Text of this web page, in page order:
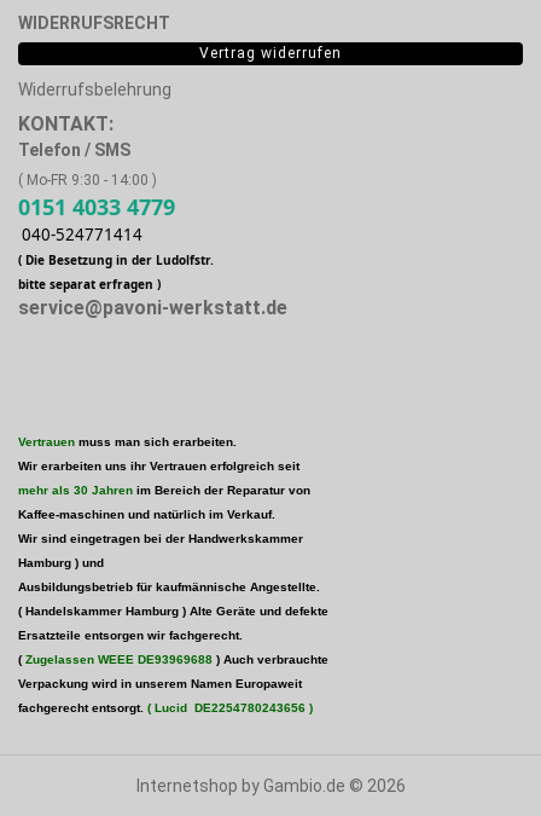
WIDERRUFSRECHT
Vertrag widerrufen
Widerrufsbelehrung
KONTAKT:
Telefon / SMS
( Mo-FR 9:30 - 14:00 )
0151 4033 4779
040-524771414
( Die Besetzung in der Ludolfstr.
bitte separat erfragen )
service@pavoni-werkstatt.de
Vertrauen muss man sich erarbeiten.
Wir erarbeiten uns ihr Vertrauen erfolgreich seit
mehr als 30 Jahren im Bereich der Reparatur von
Kaffee-maschinen und natürlich im Verkauf.
Wir sind eingetragen bei der Handwerkskammer
Hamburg ) und
Ausbildungsbetrieb für kaufmännische Angestellte.
( Handelskammer Hamburg ) Alte Geräte und defekte
Ersatzteile entsorgen wir fachgerecht.
( Zugelassen WEEE DE93969688 ) Auch verbrauchte
Verpackung wird in unserem Namen Europaweit
fachgerecht entsorgt. ( Lucid DE2254780243656 )
Internetshop by Gambio.de © 2026